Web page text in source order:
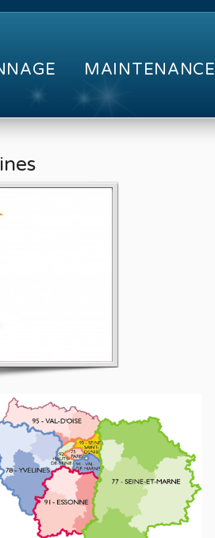
MAINTENANCE